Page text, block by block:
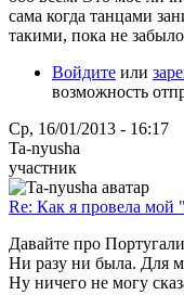
сама когда танцами
такими, пока не
Войдите или
возможность
Ср, 16/01/2013 - 16:17
Ta-nyusha
участник
Re: Как я провела мой
Давайте про
Ни разу ни была. Для
Ну ничего не могу